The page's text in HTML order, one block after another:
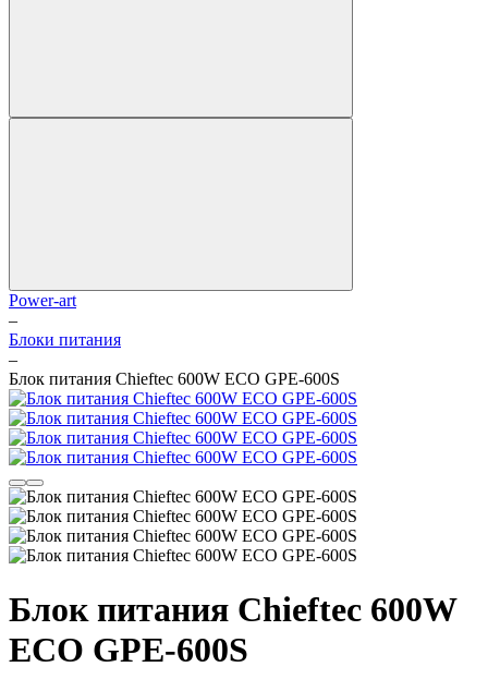
Power-art
–
Блоки питания
–
Блок питания Chieftec 600W ECO GPE-600S
Блок питания Chieftec 600W
ECO GPE-600S